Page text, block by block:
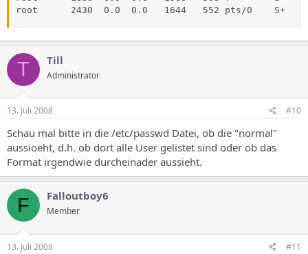
root      2430  0.0  0.0   1644   552 pts/0    S+
T Till
Administrator
13. Juli 2008 #10
Schau mal bitte in die /etc/passwd Datei, ob die "normal"
aussioeht, d.h. ob dort alle User gelistet sind oder ob das
Format irgendwie durcheinader aussieht.
F Falloutboy6
Member
13. Juli 2008 #11